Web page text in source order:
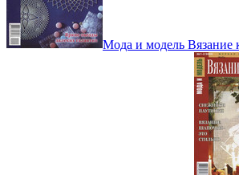
Мода и модель